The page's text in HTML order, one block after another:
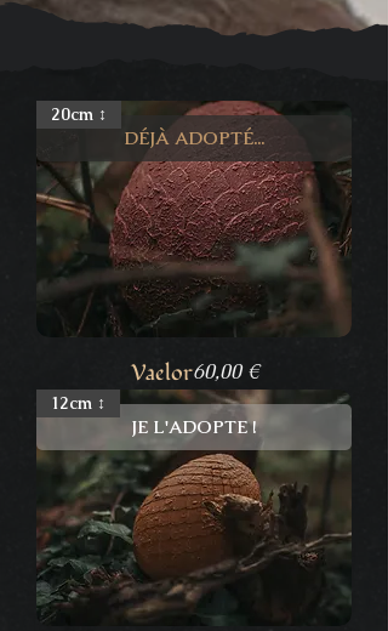
DÉJÀ ADOPTÉ...
20cm ↕
VaelorPrix
60,00 €
JE L'ADOPTE !
12cm ↕